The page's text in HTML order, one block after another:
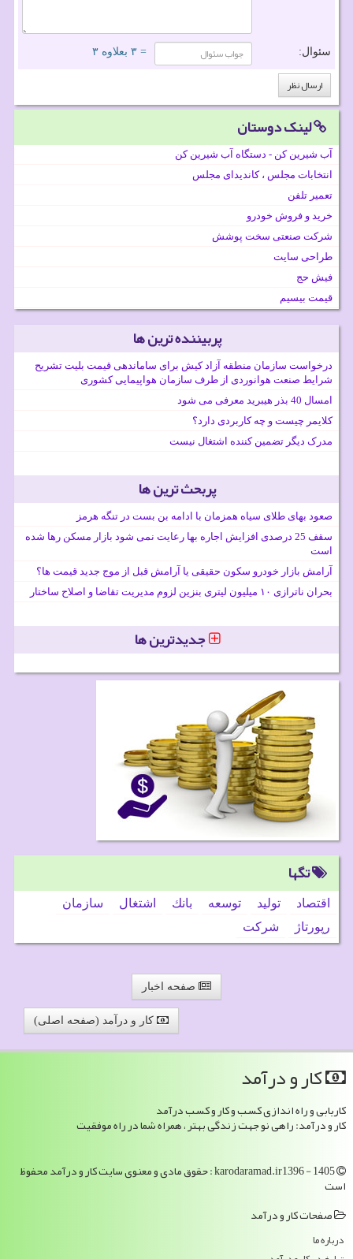
سئوال: = ۳ بعلاوه ۳
لینک دوستان
آب شیرین کن - دستگاه آب شیرین کن
انتخابات مجلس ، کاندیدای مجلس
تعمیر تلفن
خرید و فروش خودرو
شرکت صنعتی سخت پوشش
طراحی سایت
فیش حج
قیمت بیسیم
پربیننده ترین ها
درخواست سازمان منطقه آزاد کیش برای ساماندهی قیمت بلیت تشریح
شرایط صنعت هوانوردی از طرف سازمان هواپیمایی کشوری
امسال 40 بذر هیبرید معرفی می شود
کلایمر چیست و چه کاربردی دارد؟
مدرک دیگر تضمین کننده اشتغال نیست
پربحث ترین ها
صعود بهای طلای سیاه همزمان با ادامه بن بست در تنگه هرمز
سقف 25 درصدی افزایش اجاره بها رعایت نمی شود بازار مسکن رها شده
است
آرامش بازار خودرو سکون حقیقی یا آرامش قبل از موج جدید قیمت ها؟
بحران ناترازی ۱۰ میلیون لیتری بنزین لزوم مدیریت تقاضا و اصلاح ساختار
جدیدترین ها
تگها
اقتصاد تولید توسعه بانك اشتغال
سازمان
رپورتاژ
شركت
صفحه اخبار
کار و درآمد (صفحه اصلی)
كار و درآمد
کاریابی و راه اندازی کسب و کار و کسب درآمد
کار و درآمد: راهی نو جهت زندگی بهتر ، همراه شما در راه موفقیت
karodaramad.ir1396 - 1405 : حقوق مادی و معنوی سایت كار و درآمد محفوظ
است
صفحات كار و درآمد
درباره ما